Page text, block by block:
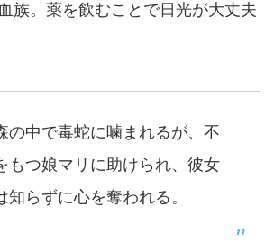
族。薬を飲むことで日光が大丈夫
の中で毒蛇に噛まれるが、不
もつ娘マリに助けられ、彼女
知らずに心を奪われる。